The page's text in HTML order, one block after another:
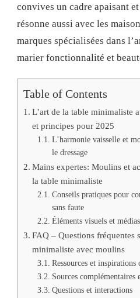
convives un cadre apaisant
résonne aussi avec les
marques spécialisées dans
marier fonctionnalité et
Table of Contents
L’art de la table minimaliste
et principes pour 2025
L’harmonie vaisselle et
le dressage
Mains expertes: Moulins et
la table minimaliste
Conseils pratiques pour
sans faute
Éléments visuels et
FAQ – Questions fréquentes
minimaliste avec moulins
Ressources et inspirations
Sources complémentaires
Questions et interactions